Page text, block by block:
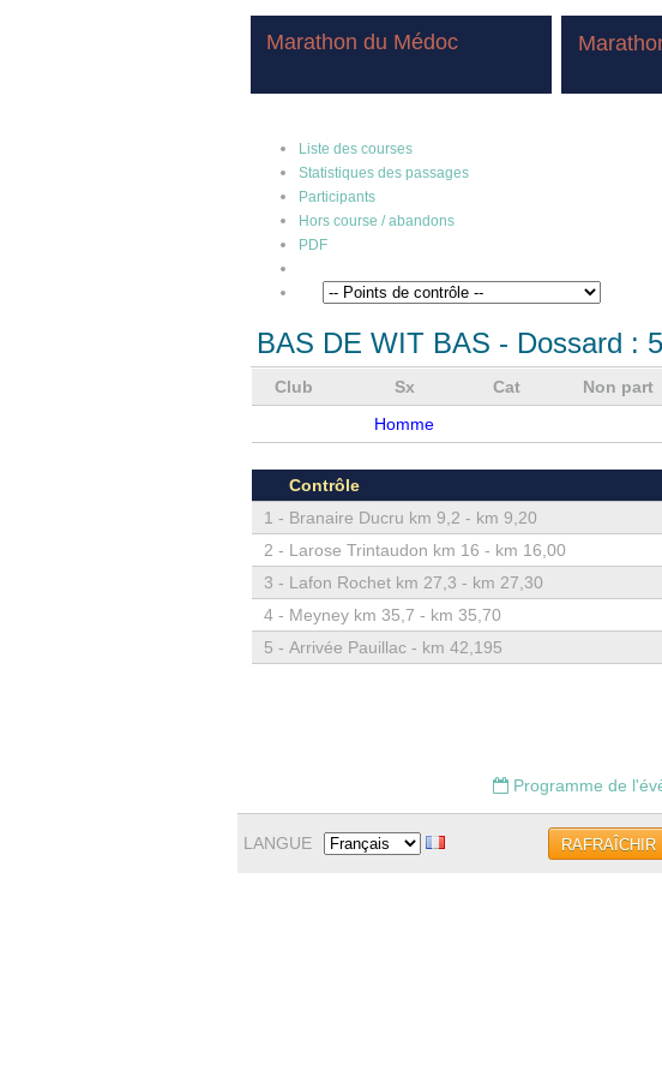
Marathon du Médoc
Liste des courses
Statistiques des passages
Participants
Hors course / abandons
PDF
BAS DE WIT BAS - Dossard :
Club Sx Cat Non part
Homme
Contrôle
1 - Branaire Ducru km 9,2 - km 9,20
2 - Larose Trintaudon km 16 - km 16,00
3 - Lafon Rochet km 27,3 - km 27,30
4 - Meyney km 35,7 - km 35,70
5 - Arrivée Pauillac - km 42,195
Programme de
LANGUE RAFRAÎCHIR